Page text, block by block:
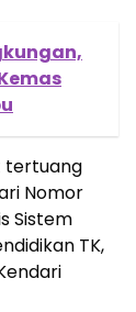
tertuang
Nomor
Sistem
TK,